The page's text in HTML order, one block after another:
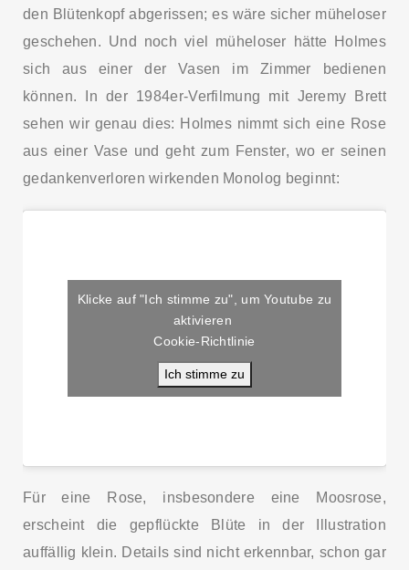
den Blütenkopf abgerissen; es wäre sicher müheloser
geschehen. Und noch viel müheloser hätte Holmes
sich aus einer der Vasen im Zimmer bedienen
können. In der 1984er-Verfilmung mit Jeremy Brett
sehen wir genau dies: Holmes nimmt sich eine Rose
aus einer Vase und geht zum Fenster, wo er seinen
gedankenverloren wirkenden Monolog beginnt:
Klicke auf "Ich stimme zu", um Youtube zu
aktivieren
Cookie-Richtlinie
Ich stimme zu
Für eine Rose, insbesondere eine Moosrose,
erscheint die gepflückte Blüte in der Illustration
auffällig klein. Details sind nicht erkennbar, schon gar